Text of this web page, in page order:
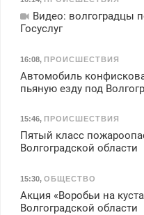
Видео: волгоградцы
Госуслуг
16:08, ПРОИСШЕСТВИЯ
Автомобиль
пьяную езду под
15:46, ПРОИСШЕСТВИЯ
Пятый класс
Волгоградской области
15:30, ОБЩЕСТВО
Акция «Воробьи на
Волгоградской области